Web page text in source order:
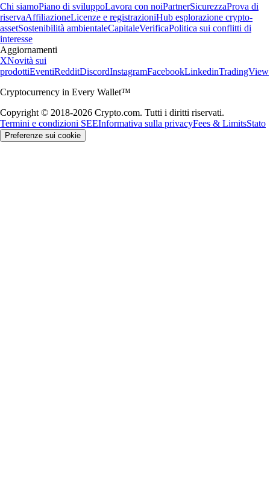
Chi siamoPiano di sviluppoLavora con noiPartnerSicurezzaProva di
riservaAffiliazioneLicenze e registrazioniHub esplorazione crypto-
assetSostenibilità ambientaleCapitaleVerificaPolitica sui conflitti di
interesse
Aggiornamenti
XNovità sui
prodottiEventiRedditDiscordInstagramFacebookLinkedinTradingView
Cryptocurrency in Every Wallet™
Copyright © 2018-2026 Crypto.com. Tutti i diritti riservati.
Termini e condizioni SEEInformativa sulla privacyFees & LimitsStato
Preferenze sui cookie